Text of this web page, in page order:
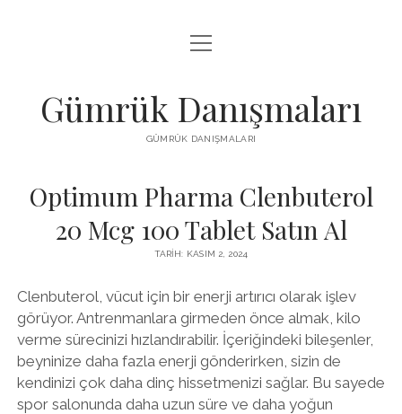
IGTV BEĞENI HILESI PARASIZ
menüyü
aç
Gümrük Danışmaları
GÜMRÜK DANIŞMALARI
Optimum Pharma Clenbuterol
20 Mcg 100 Tablet Satın Al
TARIH: KASIM 2, 2024
Clenbuterol, vücut için bir enerji artırıcı olarak işlev
görüyor. Antrenmanlara girmeden önce almak, kilo
verme sürecinizi hızlandırabilir. İçeriğindeki bileşenler,
beyninize daha fazla enerji gönderirken, sizin de
kendinizi çok daha dinç hissetmenizi sağlar. Bu sayede
spor salonunda daha uzun süre ve daha yoğun